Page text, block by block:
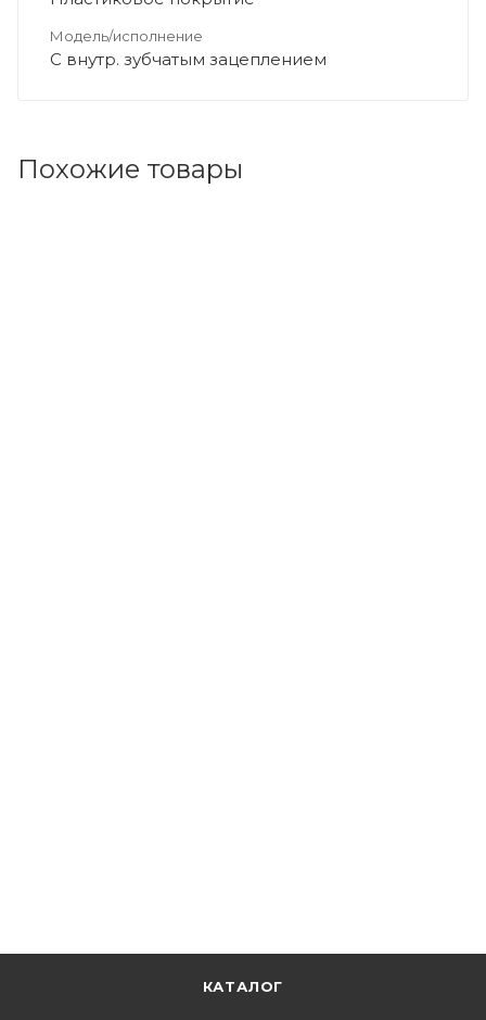
Модель/исполнение
С внутр. зубчатым зацеплением
Похожие товары
КАТАЛОГ